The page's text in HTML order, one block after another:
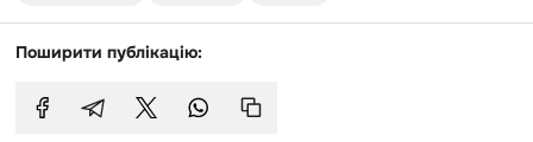
Поширити публікацію: